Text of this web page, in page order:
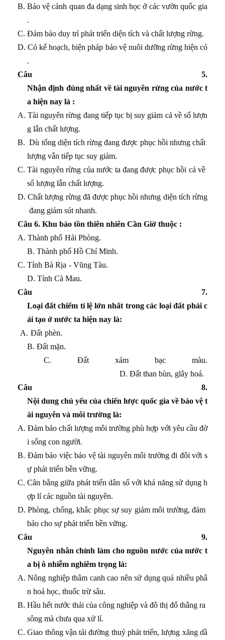
B. Bảo vệ cảnh quan đa dạng sinh học ở các vườn quốc gia
.
C. Đảm bảo duy trì phát triển diện tích và chất lượng rừng.
D. Có kế hoạch, biện pháp bảo vệ nuôi dưỡng rừng hiện có
.
Câu 5.
Nhận định đúng nhất về tài nguyên rừng của nước t
a hiện nay là :
A. Tài nguyên rừng đang tiếp tục bị suy giảm cả về số lượn
g lẫn chất lượng.
B. Dù tổng diện tích rừng đang được phục hồi nhưng chất
lượng vẫn tiếp tục suy giảm.
C. Tài nguyên rừng của nước ta đang được phục hồi cả về
số lượng lẫn chất lượng.
D. Chất lượng rừng đã được phục hồi nhưng diện tích rừng
đang giảm sút nhanh.
Câu 6. Khu bảo tồn thiên nhiên Cần Giờ thuộc :
A. Thành phố Hải Phòng.
B. Thành phố Hồ Chí Minh.
C. Tỉnh Bà Rịa - Vũng Tàu.
D. Tỉnh Cà Mau.
Câu 7.
Loại đất chiếm tỉ lệ lớn nhất trong các loại đất phải c
ải tạo ở nước ta hiện nay là:
A. Đất phèn.
B. Đất mặn.
C. Đất xám bạc màu.
D. Đất than bùn, glây hoá.
Câu 8.
Nội dung chủ yếu của chiến lược quốc gia về bảo vệ t
ài nguyên và môi trường là:
A. Đảm bảo chất lượng môi trường phù hợp với yêu cầu đờ
i sống con người.
B. Đảm bảo việc bảo vệ tài nguyên môi trường đi đôi với s
ự phát triển bền vững.
C. Cân bằng giữa phát triển dân số với khả năng sử dụng h
ợp lí các nguồn tài nguyên.
D. Phòng, chống, khắc phục sự suy giảm môi trường, đảm
bảo cho sự phát triển bền vững.
Câu 9.
Nguyên nhân chính làm cho nguồn nước của nước t
a bị ô nhiễm nghiêm trọng là:
A. Nông nghiệp thâm canh cao nên sử dụng quá nhiều phâ
n hoá học, thuốc trừ sâu.
B. Hầu hết nước thải của công nghiệp và đô thị đổ thẳng ra
sông mà chưa qua xử lí.
C. Giao thông vận tải đường thuỷ phát triển, lượng xăng dầ